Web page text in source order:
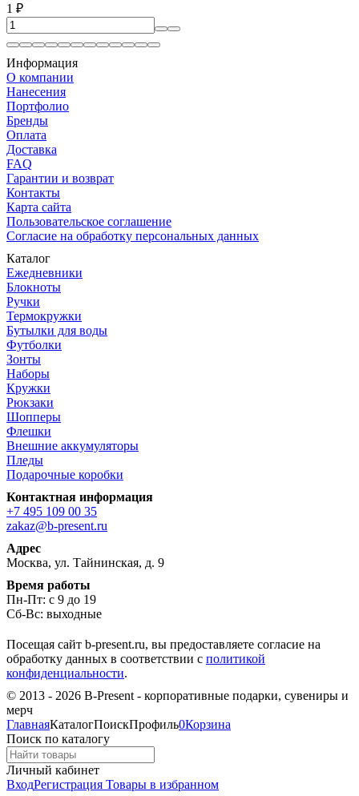
1 ₽
Информация
О компании
Нанесения
Портфолио
Бренды
Оплата
Доставка
FAQ
Гарантии и возврат
Контакты
Карта сайта
Пользовательское соглашение
Согласие на обработку персональных данных
Каталог
Ежедневники
Блокноты
Ручки
Термокружки
Бутылки для воды
Футболки
Зонты
Наборы
Кружки
Рюкзаки
Шопперы
Флешки
Внешние аккумуляторы
Пледы
Подарочные коробки
Контактная информация
+7 495 109 00 35
zakaz@b-present.ru
Адрес
Москва, ул. Тайнинская, д. 9
Время работы
Пн-Пт: с 9 до 19
Сб-Вс: выходные
Посещая сайт b-present.ru, вы предоставляете согласие на
обработку данных в соответствии с политикой
конфиденциальности.
© 2013 - 2026 B-Present - корпоративные подарки, сувениры и
мерч
ГлавнаяКаталогПоискПрофиль0Корзина
Поиск по каталогу
Личный кабинет
ВходРегистрация Товары в избранном